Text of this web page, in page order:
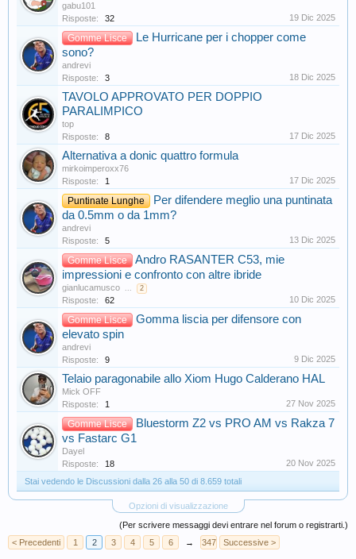
gabu101
Risposte:
32 19 Dic 2025
Gomme Lisce
Le Hurricane per i chopper come
sono?
andrevi
Risposte:
3 18 Dic 2025
TAVOLO APPROVATO PER DOPPIO
PARALIMPICO
top
Risposte:
8 17 Dic 2025
Alternativa a donic quattro formula
mirkoimperoxx76
Risposte:
1 17 Dic 2025
Puntinate Lunghe
Per difendere meglio una puntinata
da 0.5mm o da 1mm?
andrevi
Risposte:
5 13 Dic 2025
Gomme Lisce
Andro RASANTER C53, mie
impressioni e confronto con altre ibride
gianlucamusco ... 2
Risposte: 62 10 Dic 2025
Gomme Lisce
Gomma liscia per difensore con
elevato spin
andrevi
Risposte:
9 9 Dic 2025
Telaio paragonabile allo Xiom Hugo Calderano HAL
Mick OFF
Risposte:
1 27 Nov 2025
Gomme Lisce
Bluestorm Z2 vs PRO AM vs Rakza 7
vs Fastarc G1
Dayel
Risposte:
18
20 Nov 2025
Stai vedendo le Discussioni dalla 26 alla 50 di 8.659 totali
Opzioni di visualizzazione
(Per scrivere messaggi devi entrare nel forum o registrarti.)
< Precedenti
1 2 3 4 5 6 → 347 Successive >